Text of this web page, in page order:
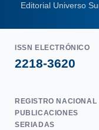
Editorial Universo
ISSN ELECTRÓNICO
2218-3620
REGISTRO NACIONAL
PUBLICACIONES
SERIADAS